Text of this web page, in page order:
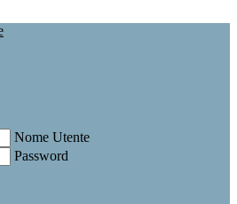
Nome Utente
Password